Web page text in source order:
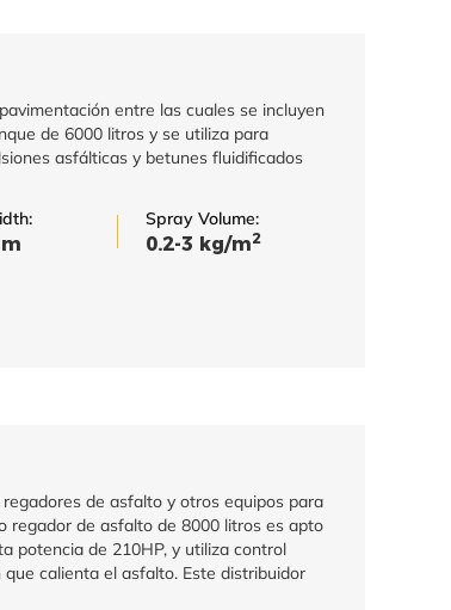
entre las cuales se incluyen
de 6000 litros y se utiliza para
asfálticas y betunes fluidificados
Spray Volume:
0.2-3 kg/m2
de asfalto y otros equipos para
regador de asfalto de 8000 litros es apto
potencia de 210HP, y utiliza control
calienta el asfalto. Este distribuidor